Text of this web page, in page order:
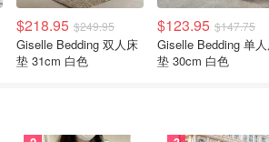
$218.95 $249.95
Giselle Bedding 双人床
垫 31cm 白色
$123.95 $147.75
Giselle Bedding 单
垫 30cm 白色